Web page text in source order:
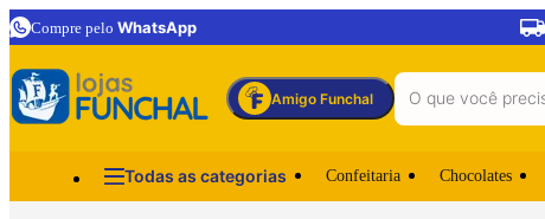
Compre pelo WhatsApp
Amigo Funchal
Todas as categorias Confeitaria Chocolates